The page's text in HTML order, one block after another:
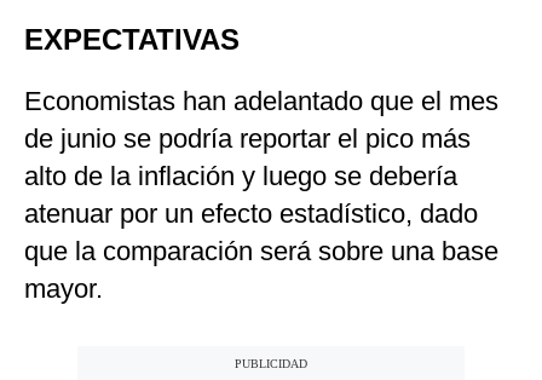
EXPECTATIVAS
Economistas han adelantado que el mes
de junio se podría reportar el pico más
alto de la inflación y luego se debería
atenuar por un efecto estadístico, dado
que la comparación será sobre una base
mayor.